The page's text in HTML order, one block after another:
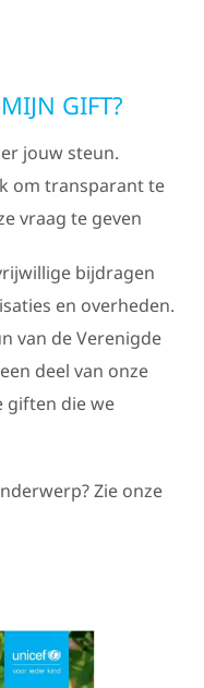
GIFT?
jouw steun.
om transparant te
vraag te geven
bijdragen
en overheden.
van de Verenigde
deel van onze
giften die we
Zie onze